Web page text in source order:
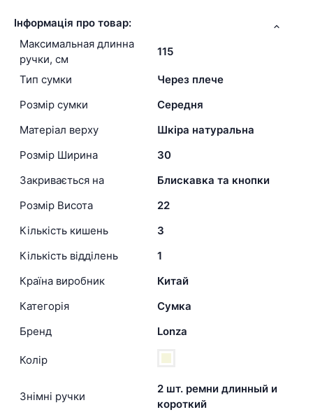
Інформація про товар:
Максимальная длинна
ручки, см
115
Тип сумки
Через плече
Розмір сумки
Середня
Матеріал верху
Шкіра натуральна
Розмір Ширина
30
Закривається на
Блискавка та кнопки
Розмір Висота
22
Кількість кишень
3
Кількість відділень
1
Країна виробник
Китай
Категорія
Сумка
Бренд
Lonza
Колір
Знімні ручки
2 шт. ремни длинный и
короткий